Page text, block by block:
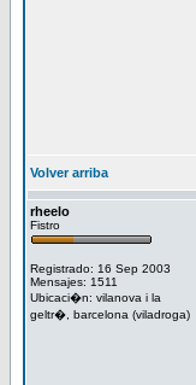
Volver arriba
rheelo
Fistro
Registrado: 16 Sep 2003
Mensajes: 1511
Ubicaci�n: vilanova i la
geltr�, barcelona (viladroga)